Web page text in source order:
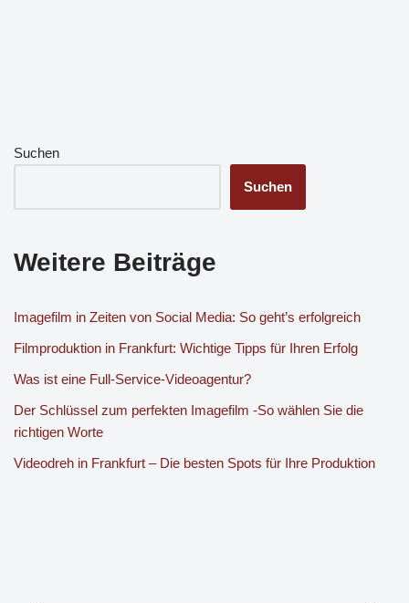
Suchen
Suchen
Weitere Beiträge
Imagefilm in Zeiten von Social Media: So geht’s erfolgreich
Filmproduktion in Frankfurt: Wichtige Tipps für Ihren Erfolg
Was ist eine Full-Service-Videoagentur?
Der Schlüssel zum perfekten Imagefilm -So wählen Sie die
richtigen Worte
Videodreh in Frankfurt – Die besten Spots für Ihre Produktion